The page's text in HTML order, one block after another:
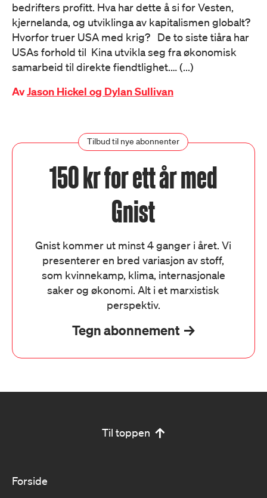
bedrifters profitt. Hva har dette å si for Vesten,
kjernelanda, og utviklinga av kapitalismen globalt?
Hvorfor truer USA med krig? De to siste tiåra har
USAs forhold til Kina utvikla seg fra økonomisk
samarbeid til direkte fiendtlighet.… (...)
AvJason Hickel og Dylan Sullivan
Tilbud til nye abonnenter
150 kr for ett år med
Gnist
Gnist kommer ut minst 4 ganger i året. Vi
presenterer en bred variasjon av stoff,
som kvinnekamp, klima, internasjonale
saker og økonomi. Alt i et marxistisk
perspektiv.
Tegn abonnement
Til toppen
Forside